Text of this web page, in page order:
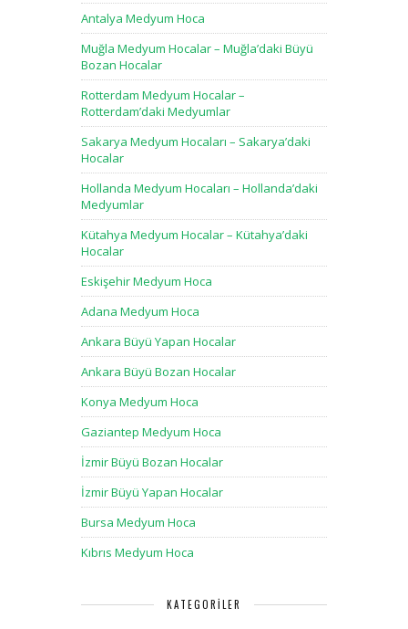
Antalya Medyum Hoca
Muğla Medyum Hocalar – Muğla’daki Büyü
Bozan Hocalar
Rotterdam Medyum Hocalar –
Rotterdam’daki Medyumlar
Sakarya Medyum Hocaları – Sakarya’daki
Hocalar
Hollanda Medyum Hocaları – Hollanda’daki
Medyumlar
Kütahya Medyum Hocalar – Kütahya’daki
Hocalar
Eskişehir Medyum Hoca
Adana Medyum Hoca
Ankara Büyü Yapan Hocalar
Ankara Büyü Bozan Hocalar
Konya Medyum Hoca
Gaziantep Medyum Hoca
İzmir Büyü Bozan Hocalar
İzmir Büyü Yapan Hocalar
Bursa Medyum Hoca
Kıbrıs Medyum Hoca
KATEGORILER